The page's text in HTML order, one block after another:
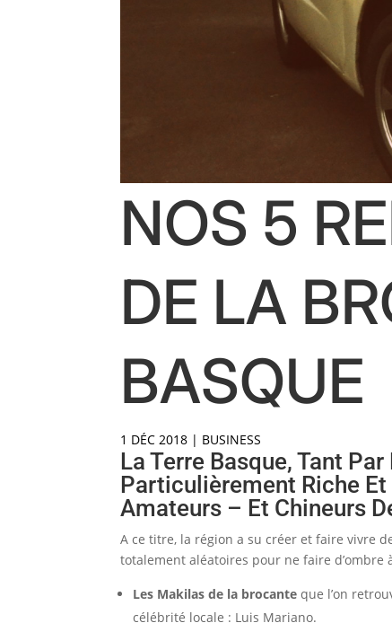
NOS 5
DE LA
BASQUE
1 DÉC 2018 | BUSINESS
La Terre Basque, Tant
Particulièrement Riche
Amateurs – Et Chineurs
A ce titre, la région a su créer et faire vivre
totalement aléatoires pour ne faire d’ombre
Les Makilas de la brocante que l’on
célébrité locale : Luis Mariano.